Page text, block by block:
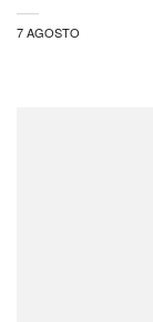
7 AGOSTO